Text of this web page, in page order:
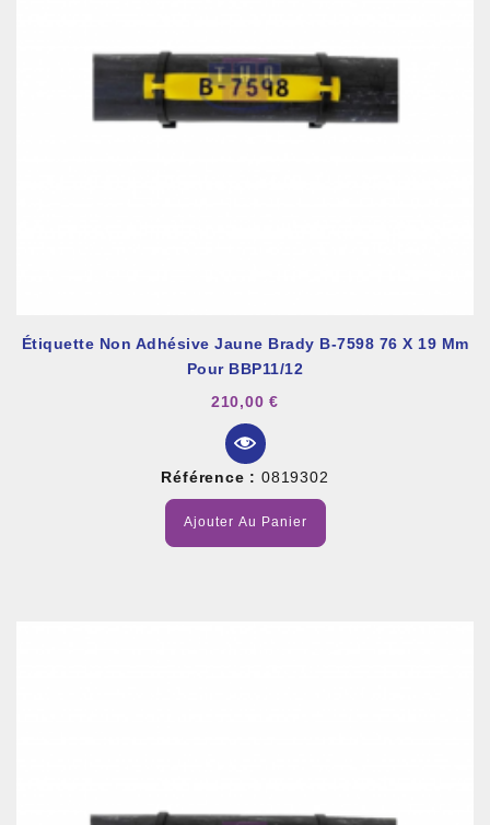
Étiquette Non Adhésive Jaune Brady B-7598 76 X 19 Mm
Pour BBP11/12
210,00 €
Référence : 0819302
Ajouter Au Panier